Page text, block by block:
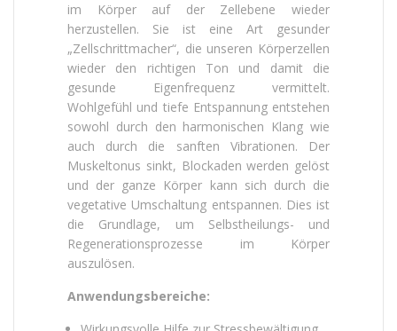
im Körper auf der Zellebene wieder
herzustellen. Sie ist eine Art gesunder
„Zellschrittmacher“, die unseren Körperzellen
wieder den richtigen Ton und damit die
gesunde Eigenfrequenz vermittelt.
Wohlgefühl und tiefe Entspannung entstehen
sowohl durch den harmonischen Klang wie
auch durch die sanften Vibrationen. Der
Muskeltonus sinkt, Blockaden werden gelöst
und der ganze Körper kann sich durch die
vegetative Umschaltung entspannen. Dies ist
die Grundlage, um Selbstheilungs- und
Regenerationsprozesse im Körper
auszulösen.
Anwendungsbereiche: